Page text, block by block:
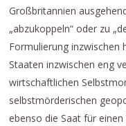
Großbritannien
„abzukoppeln“ oder zu
Formulierung inzwischen
Staaten inzwischen eng
wirtschaftlichen
selbstmörderischen
ebenso die Saat für